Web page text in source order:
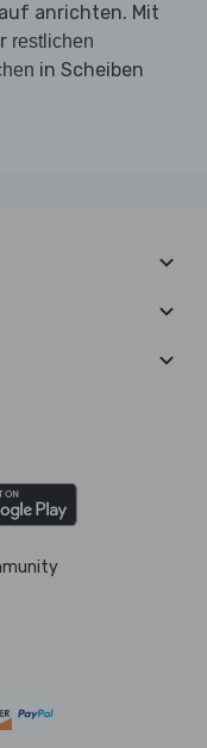
anrichten. Mit
restlichen
in Scheiben